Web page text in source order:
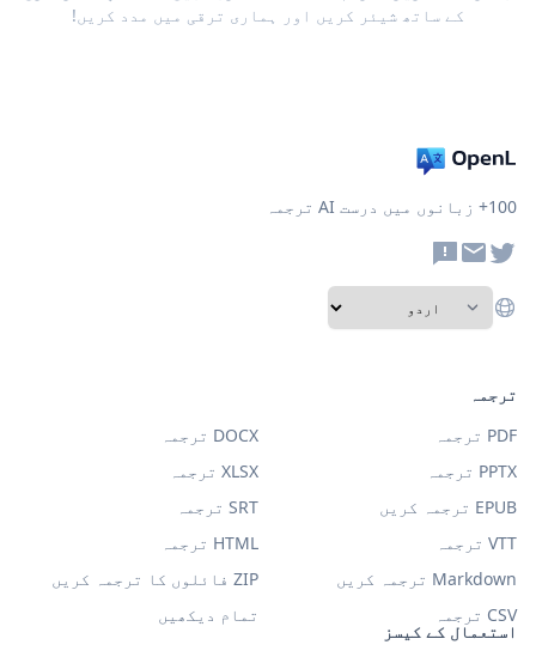
کے ساتھ شیئر کریں اور ہماری ترقی میں مدد کریں!
100+ زبانوں میں درست AI ترجمہ
استعمال کے کیسز
ترجمہ
PDF ترجمہ
DOCX ترجمہ
PPTX ترجمہ
XLSX ترجمہ
EPUB ترجمہ کریں
SRT ترجمہ
VTT ترجمہ
HTML ترجمہ
Markdown ترجمہ کریں
ZIP فائلوں کا ترجمہ کریں
CSV ترجمہ
تمام دیکھیں